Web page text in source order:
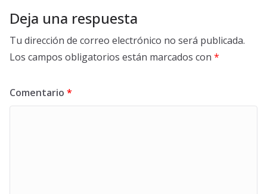
Deja una respuesta
Tu dirección de correo electrónico no será publicada.
Los campos obligatorios están marcados con *
Comentario *